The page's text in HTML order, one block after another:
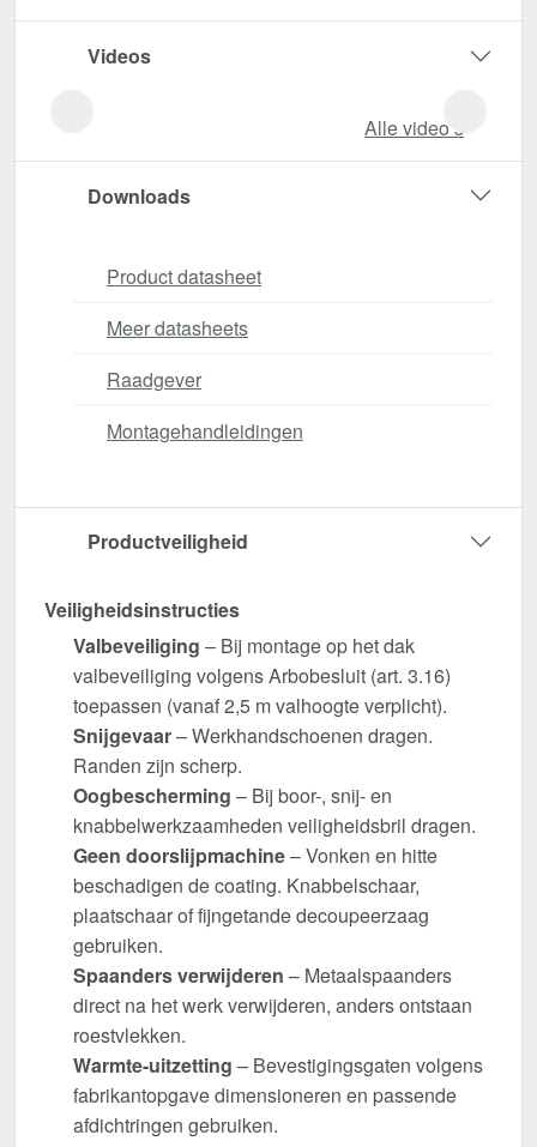
Videos
Alle video‘s
Downloads
Product datasheet
Meer datasheets
Raadgever
Montagehandleidingen
Productveiligheid
Veiligheidsinstructies
Valbeveiliging – Bij montage op het dak
valbeveiliging volgens Arbobesluit (art. 3.16)
toepassen (vanaf 2,5 m valhoogte verplicht).
Snijgevaar– Werkhandschoenen dragen.
Randen zijn scherp.
Oogbescherming – Bij boor-, snij- en
knabbelwerkzaamheden veiligheidsbril dragen.
Geen doorslijpmachine– Vonken en hitte
beschadigen de coating. Knabbelschaar,
plaatschaar of fijngetande decoupeerzaag
gebruiken.
Spaanders verwijderen – Metaalspaanders
direct na het werk verwijderen, anders ontstaan
roestvlekken.
Warmte-uitzetting – Bevestigingsgaten volgens
fabrikantopgave dimensioneren en passende
afdichtringen gebruiken.